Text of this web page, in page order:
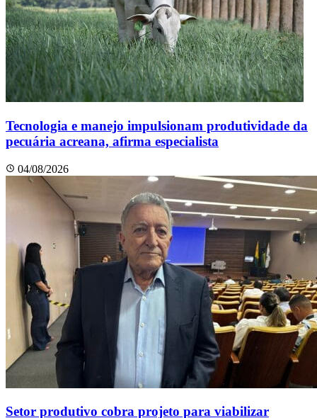
Tecnologia e manejo impulsionam produtividade da
pecuária acreana, afirma especialista
04/08/2026
Setor produtivo cobra projeto para viabilizar